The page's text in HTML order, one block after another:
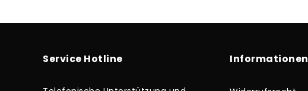
Service Hotline Informationen